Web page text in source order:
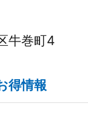
牛巻町4
得情報